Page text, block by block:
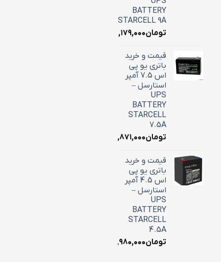
BATTERY
STARCELL 9A
تومان۳,۱۷۹,۰۰۰
قیمت و خرید
باتری یو پی
اس 7.5 آمپر
استارسل –
UPS
BATTERY
STARCELL
7.5A
تومان۲,۸۷۱,۰۰۰
قیمت و خرید
باتری یو پی
اس 4.5 آمپر
استارسل –
UPS
BATTERY
STARCELL
4.5A
تومان۱,۹۸۰,۰۰۰